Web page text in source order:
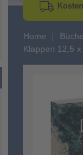
Home
Klappen 12,5